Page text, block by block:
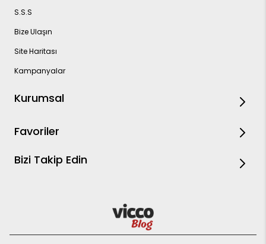
S.S.S
Bize Ulaşın
Site Haritası
Kampanyalar
Kurumsal
Favoriler
Bizi Takip Edin